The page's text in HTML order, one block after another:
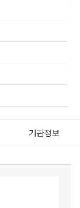
기관정보